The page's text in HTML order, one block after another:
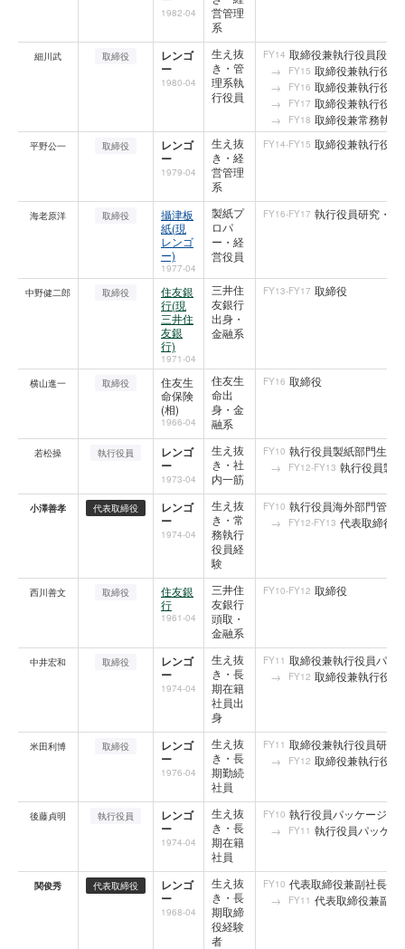
1982-04
営管理
系
細川武 取締役
レンゴ
ー
1980-04
生え抜
き・管
理系執
行役員
FY14 取締役兼執行役員段ボ
FY15 取締役兼執行役
FY16 取締役兼執行役
FY17 取締役兼執行役
FY18 取締役兼常務執
平野公一 取締役
レンゴ
ー
1979-04
生え抜
き・経
営管理
系
FY14-FY15 取締役兼執行役
海老原洋 取締役
攝津板
紙(現
レンゴ
ー)
1977-04
製紙プ
ロパ
ー・経
営役員
FY16-FY17 執行役員研究・
中野健二郎 取締役
住友銀
行(現
三井住
友銀
行)
1971-04
三井住
友銀行
出身・
金融系
FY13-FY17 取締役
横山進一 取締役
住友生
命保険
(相)
1966-04
住友生
命出
身・金
融系
FY16 取締役
若松操 執行役員
レンゴ
ー
1973-04
生え抜
き・社
内一筋
FY10 執行役員製紙部門生産
FY12-FY13 執行役員製
小澤善孝 代表取締役
レンゴ
ー
1974-04
生え抜
き・常
務執行
役員経
験
FY10 執行役員海外部門管掌
FY12-FY13 代表取締役
西川善文 取締役
住友銀
行
1961-04
三井住
友銀行
頭取・
金融系
FY10-FY12 取締役
中井宏和 取締役
レンゴ
ー
1974-04
生え抜
き・長
期在籍
社員出
身
FY11 取締役兼執行役員パッ
FY12 取締役兼執行役
米田利博 取締役
レンゴ
ー
1976-04
生え抜
き・長
期勤続
社員
FY11 取締役兼執行役員研究
FY12 取締役兼執行役
後藤貞明 執行役員
レンゴ
ー
1974-04
生え抜
き・長
期在籍
社員
FY10 執行役員パッケージン
FY11 執行役員パッケ
関俊秀 代表取締役
レンゴ
ー
1968-04
生え抜
き・長
期取締
役経験
者
FY10 代表取締役兼副社長執
FY11 代表取締役兼副